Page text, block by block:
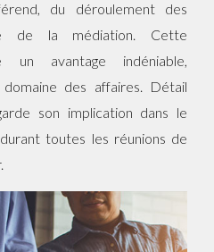
du déroulement des
de la médiation. Cette
un avantage indéniable,
des affaires. Détail
son implication dans le
toutes les réunions de